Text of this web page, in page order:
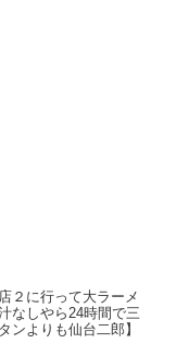
２に行って大ラーメ
なしやら24時間で三
ンよりも仙台二郎】